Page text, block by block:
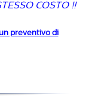
COSTO !!
preventivo di